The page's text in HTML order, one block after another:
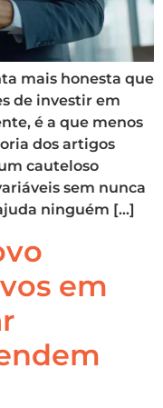
mais honesta que
de investir em
é a que menos
dos artigos
cauteloso
sem nunca
ninguém […]
em